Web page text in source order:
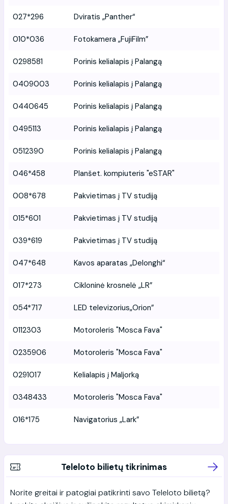
027*296 Dviratis „Panther“
010*036 Fotokamera „FujiFilm”
0298581 Porinis kelialapis į Palangą
0409003 Porinis kelialapis į Palangą
0440645 Porinis kelialapis į Palangą
0495113 Porinis kelialapis į Palangą
0512390 Porinis kelialapis į Palangą
046*458 Planšet. kompiuteris "eSTAR"
008*678 Pakvietimas į TV studiją
015*601 Pakvietimas į TV studiją
039*619 Pakvietimas į TV studiją
047*648 Kavos aparatas „Delonghi“
017*273 Cikloninė krosnelė „LR”
054*717 LED televizorius„Orion”
0112303 Motoroleris "Mosca Fava"
0235906 Motoroleris "Mosca Fava"
0291017 Kelialapis į Maljorką
0348433 Motoroleris "Mosca Fava"
016*175 Navigatorius „Lark”
Teleloto bilietų tikrinimas
Norite greitai ir patogiai patikrinti savo Teleloto bilietą?